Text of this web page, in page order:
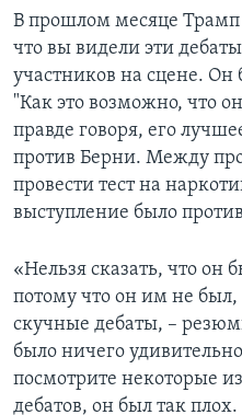
В прошлом месяце
что вы видели эти
участников на сцене.
"Как это возможно, что
правде говоря, его
против Берни. Между
провести тест на
выступление было
«Нельзя сказать, что
потому что он им не
скучные дебаты, –
было ничего
посмотрите некоторые
дебатов, он был так